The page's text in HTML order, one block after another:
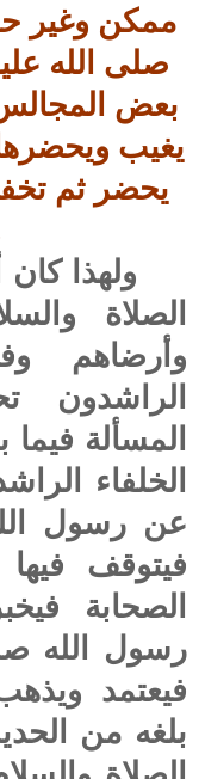
ممكن وغير
صلى الله
بعض
يغيب
يحضر ثم
ولهذا كان
الصلاة
وأرضاهم
الراشدون
المسألة فيما
الخلفاء
عن رسول
فيتوقف
الصحابة
رسول الله
فيعتمد
بلغه من